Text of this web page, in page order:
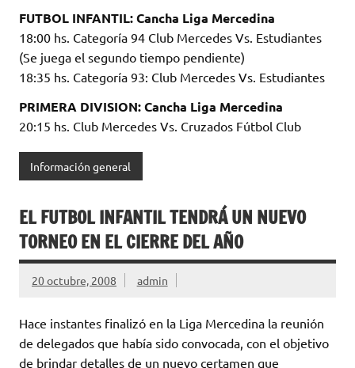
FUTBOL INFANTIL: Cancha Liga Mercedina
18:00 hs. Categoría 94 Club Mercedes Vs. Estudiantes
(Se juega el segundo tiempo pendiente)
18:35 hs. Categoría 93: Club Mercedes Vs. Estudiantes
PRIMERA DIVISION: Cancha Liga Mercedina
20:15 hs. Club Mercedes Vs. Cruzados Fútbol Club
Información general
EL FUTBOL INFANTIL TENDRÁ UN NUEVO
TORNEO EN EL CIERRE DEL AÑO
20 octubre, 2008 admin
Hace instantes finalizó en la Liga Mercedina la reunión
de delegados que había sido convocada, con el objetivo
de brindar detalles de un nuevo certamen que